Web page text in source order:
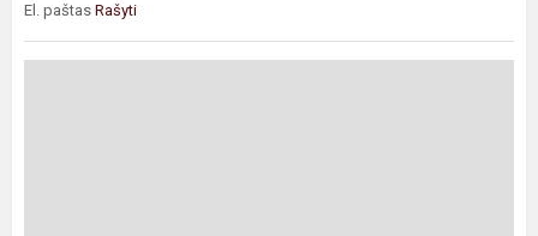
El. paštas Rašyti